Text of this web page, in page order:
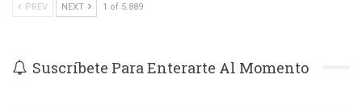
PREV NEXT 1 of 5.889
Suscríbete Para Enterarte Al Momento